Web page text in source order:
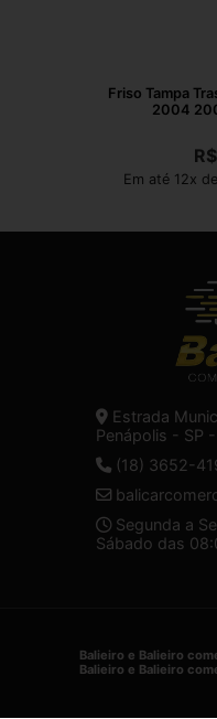
Friso Tampa
2004
R$
Em até 12x
Estrada
Penápolis - SP
(18) 3652-
Segunda a
Sábado das
Balieiro e Balieiro
Balieiro e Balieiro